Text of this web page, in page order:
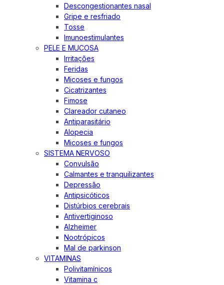
Descongestionantes nasal
Gripe e resfriado
Tosse
Imunoestimulantes
PELE E MUCOSA
Irritações
Feridas
Micoses e fungos
Cicatrizantes
Fimose
Clareador cutaneo
Antiparasitário
Alopecia
Micoses e fungos
SISTEMA NERVOSO
Convulsão
Calmantes e tranquilizantes
Depressão
Antipsicóticos
Distúrbios cerebrais
Antivertiginoso
Alzheimer
Nootrópicos
Mal de parkinson
VITAMINAS
Polivitamínicos
Vitamina c